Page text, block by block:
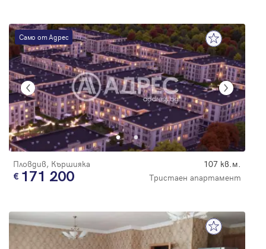
Само от Адрес
Пловдив, Кършияка 107 кв.м.
171 200 Тристаен апартамент